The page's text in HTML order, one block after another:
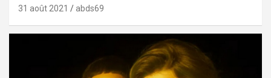
31 août 2021 abds69